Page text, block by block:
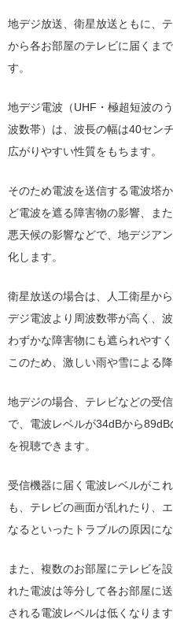
地デジ放送、衛星放送ともに、
から各お部屋のテレビに届くま
す。
地デジ電波（UHF・極超短波の
波数帯）は、波長の幅は40セン
広がりやすい性質をもちます。
そのため電波を送信する電波塔
ど電波を遮る障害物の影響、ま
悪天候の影響などで、地デジア
化します。
衛星放送の場合は、人工衛星か
デジ電波より周波数帯が高く、
わずかな障害物にも遮られやすく
このため、激しい雨や雪による
地デジの場合、テレビなどの受
で、電波レベルが34dBから
を視聴できます。
受信機器に届く電波レベルがこ
も、テレビの画面が乱れたり、
なるといったトラブルの原因にな
また、複数のお部屋にテレビを
れた電波は等分して各お部屋に
される電波レベルは低くなります